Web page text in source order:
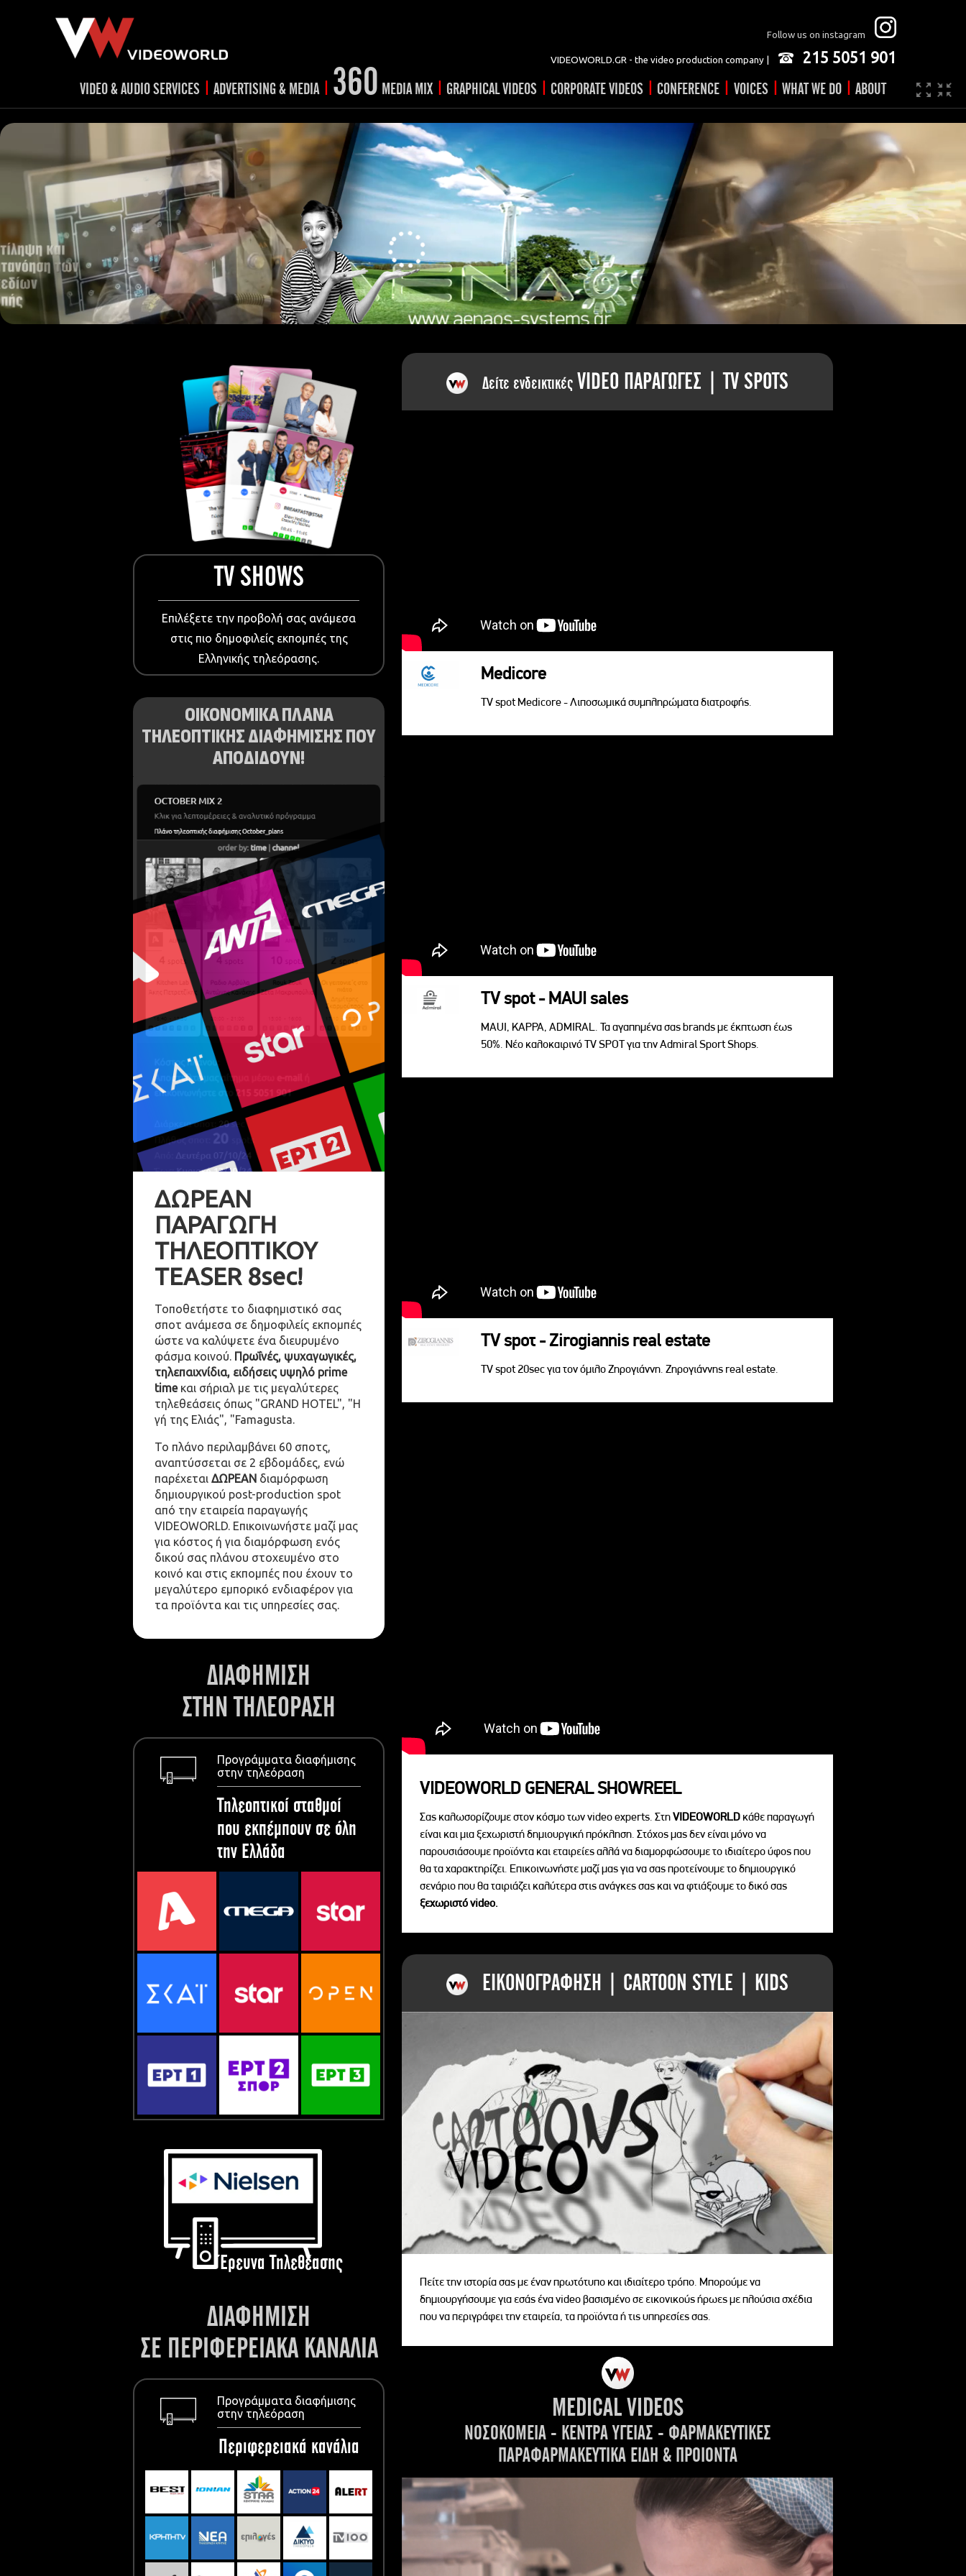
Follow us on instagram
VIDEOWORLD.GR - the video production company | 215 5051 901
VIDEO & AUDIO SERVICES
TV spots
RADIO spots
Post production
Corporate videos
Trailer & Σήματα εκπομπών
Cultural videos
video applications for museums,
archeological sites & exhibitions
Product presentations
Documentary
Events & Conference
Dissemination material
Medical & Pharmaceutical
VIDEO Projections
Kids content
| ADVERTISING & MEDIA
RADIOadvertising
TVadvertising
Social Media video shorts
Creative Prints
Outdoor advertising
Media planning & mix
Visual material
European Media
| 360 MEDIA MIX | GRAPHICAL VIDEOS | CORPORATE VIDEOS | CONFERENCE | VOICES | WHAT WE DO | ABOUT
Company
JOBS
Video made easy
Contact
TV SHOWS
Επιλέξετε την προβολή σας ανάμεσα
στις πιο δημοφιλείς εκπομπές της
Ελληνικής τηλεόρασης.
ΟΙΚΟΝΟΜΙΚΑ ΠΛΑΝΑ
ΤΗΛΕΟΠΤΙΚΗΣ ΔΙΑΦΗΜΙΣΗΣ ΠΟΥ
ΑΠΟΔΙΔΟΥΝ!
ΔΩΡΕΑΝ
ΠΑΡΑΓΩΓΗ
ΤΗΛΕΟΠΤΙΚΟΥ
TEASER 8sec!
Τοποθετήστε το διαφημιστικό σας
σποτ ανάμεσα σε δημοφιλείς εκπομπές
ώστε να καλύψετε ένα διευρυμένο
φάσμα κοινού. Πρωΐνές, ψυχαγωγικές,
τηλεπαιχνίδια, ειδήσεις υψηλό prime
timeκαι σήριαλ με τις μεγαλύτερες
τηλεθεάσεις όπως "GRAND HOTEL", "Η
γή της Ελιάς", "Famagusta.
Το πλάνο περιλαμβάνει 60 σποτς,
αναπτύσσεται σε 2 εβδομάδες, ενώ
παρέχεται ΔΩΡΕΑΝ διαμόρφωση
δημιουργικού post-production spot
από την εταιρεία παραγωγής
VIDEOWORLD. Επικοινωνήστε μαζί μας
για κόστος ή για διαμόρφωση ενός
δικού σας πλάνου στοχευμένο στο
κοινό και στις εκπομπές που έχουν το
μεγαλύτερο εμπορικό ενδιαφέρον για
τα προϊόντα και τις υπηρεσίες σας.
ΔΙΑΦΗΜΙΣΗ
ΣΤΗΝ ΤΗΛΕΟΡΑΣΗ
Προγράμματα διαφήμισης
στην τηλεόραση
Τηλεοπτικοί σταθμοί
που εκπέμπουν σε όλη
την Ελλάδα
Έρευνα Τηλεθέασης
ΔΙΑΦΗΜΙΣΗ
ΣΕ ΠΕΡΙΦΕΡΕΙΑΚΑ ΚΑΝΑΛΙΑ
Προγράμματα διαφήμισης
στην τηλεόραση
Περιφερειακά κανάλια
Δείτε ενδεικτικές VIDEO ΠΑΡΑΓΩΓΕΣ | TV SPOTS
Medicore
TV spot Medicore - Λιποσωμικά συμπληρώματα διατροφής.
TV spot - MAUI sales
MAUI, KAPPA, ADMIRAL. Τα αγαπημένα σας brands με έκπτωση έως
50%. Νέο καλοκαιρινό TV SPOT για την Admiral Sport Shops.
TV spoτ - Zirogiannis real estate
TV spot 20sec για τον όμιλο Ζηρογιάννη. Ζηρογιάννης real estate.
VIDEOWORLD GENERAL SHOWREEL
Σας καλωσορίζουμε στον κόσμο των video experts. ΣτηVIDEOWORLD κάθε παραγωγή
είναι και μια ξεχωριστή δημιουργική πρόκληση. Στόχος μας δεν είναι μόνο να
παρουσιάσουμε προϊόντα και εταιρείες αλλά να διαμορφώσουμε το ιδιαίτερο ύφος που
θα τα χαρακτηρίζει. Επικοινωνήστε μαζί μας για να σας προτείνουμε το δημιουργικό
σενάριο που θα ταιριάζει καλύτερα στις ανάγκες σας και να φτιάξουμε το δικό σας
ξεχωριστό videο.
ΕΙΚΟΝΟΓΡΑΦΗΣΗ | CARTOON STYLE | KIDS
Πείτε την ιστορία σας με έναν πρωτότυπο και ιδιαίτερο τρόπο. Μπορούμε να
δημιουργήσουμε για εσάς ένα video βασισμένο σε εικονικούς ήρωες με πλούσια σχέδια
που να περιγράφει την εταιρεία, τα προϊόντα ή τις υπηρεσίες σας.
MEDICAL VIDEOS
ΝΟΣΟΚΟΜΕΙΑ - ΚΕΝΤΡΑ ΥΓΕΙΑΣ - ΦΑΡΜΑΚΕΥΤΙΚΕΣ
ΠΑΡΑΦΑΡΜΑΚΕΥΤΙΚΑ ΕΙΔΗ & ΠΡΟΙΟΝΤΑ